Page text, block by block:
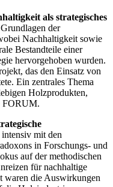
als strategisches
der
Nachhaltigkeit sowie
Bestandteile einer
hervorgehoben wurden.
das den Einsatz von
Ein zentrales Thema
Holzprodukten,
FORUM.
intensiv mit den
in Forschungs- und
auf der methodischen
für nachhaltige
waren die Auswirkungen